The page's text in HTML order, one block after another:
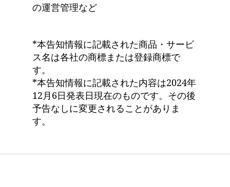
の運営管理など
*本告知情報に記載された商品・サービ
ス名は各社の商標または登録商標で
す。
*本告知情報に記載された内容は2024年
12月6日発表日現在のものです。その後
予告なしに変更されることがありま
す。